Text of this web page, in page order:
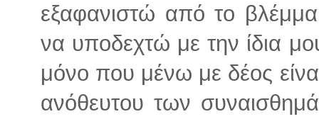
εξαφανιστώ από το
να υποδεχτώ με την ίδια
μόνο που μένω με δέος
ανόθευτου των